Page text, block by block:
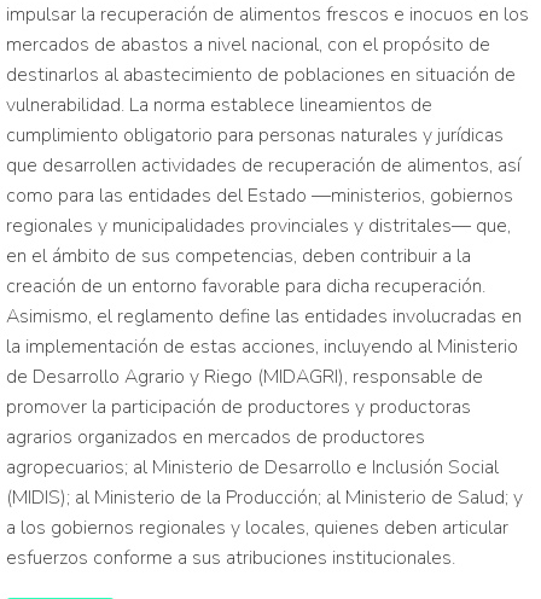
impulsar la recuperación de alimentos frescos e inocuos en los
mercados de abastos a nivel nacional, con el propósito de
destinarlos al abastecimiento de poblaciones en situación de
vulnerabilidad. La norma establece lineamientos de
cumplimiento obligatorio para personas naturales y jurídicas
que desarrollen actividades de recuperación de alimentos, así
como para las entidades del Estado —ministerios, gobiernos
regionales y municipalidades provinciales y distritales— que,
en el ámbito de sus competencias, deben contribuir a la
creación de un entorno favorable para dicha recuperación.
Asimismo, el reglamento define las entidades involucradas en
la implementación de estas acciones, incluyendo al Ministerio
de Desarrollo Agrario y Riego (MIDAGRI), responsable de
promover la participación de productores y productoras
agrarios organizados en mercados de productores
agropecuarios; al Ministerio de Desarrollo e Inclusión Social
(MIDIS); al Ministerio de la Producción; al Ministerio de Salud; y
a los gobiernos regionales y locales, quienes deben articular
esfuerzos conforme a sus atribuciones institucionales.